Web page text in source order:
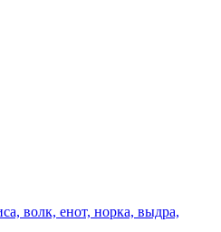
волк, енот, норка, выдра,